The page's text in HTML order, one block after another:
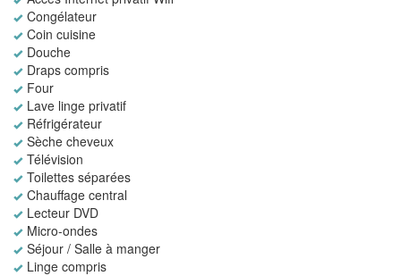
Congélateur
Coin cuisine
Douche
Draps compris
Four
Lave linge privatif
Réfrigérateur
Sèche cheveux
Télévision
Toilettes séparées
Chauffage central
Lecteur DVD
Micro-ondes
Séjour / Salle à manger
Linge compris